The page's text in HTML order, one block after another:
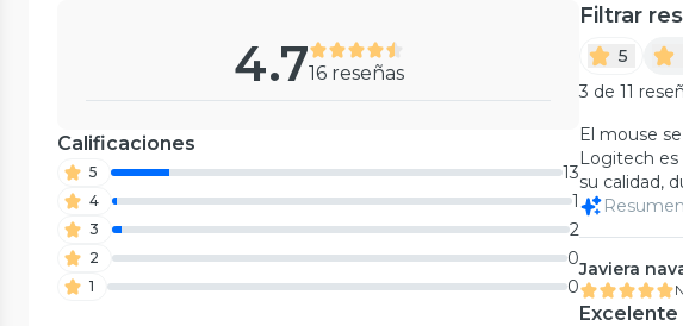
4.716 reseñas
Calificaciones
5 13
4 1
3 2
2 0
1 0
Filtrar
5
3 de 11
El mouse
Logitech es
su calidad,
Javiera